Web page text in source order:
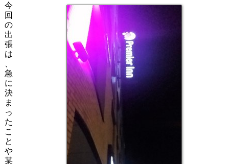
今
回
の
出
張
は
、
急
に
決
ま
っ
た
こ
と
や
某